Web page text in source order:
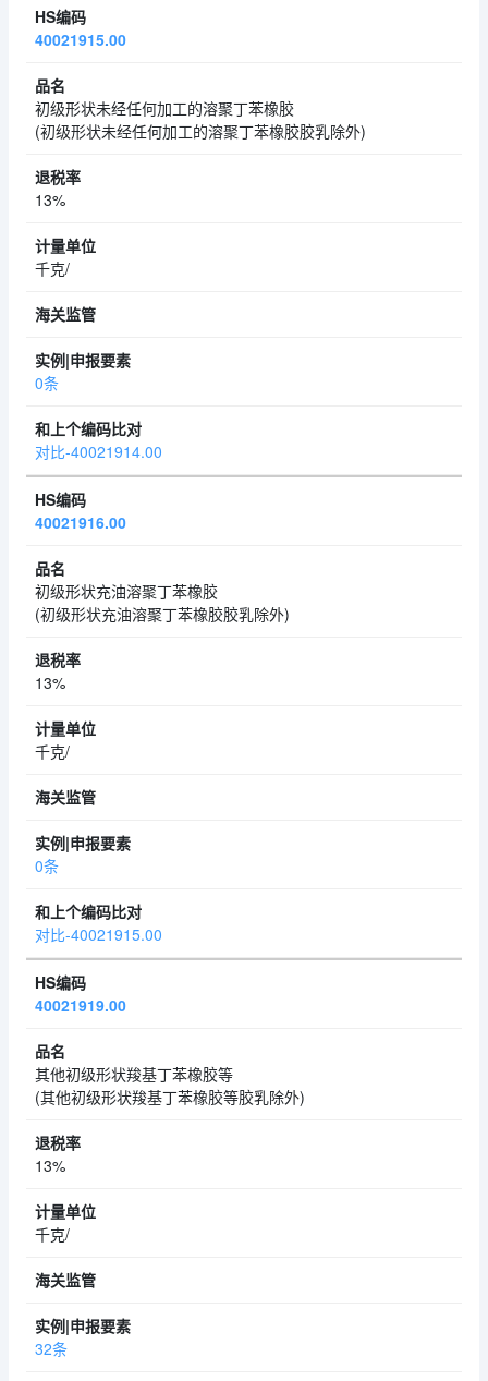
40021915.00
初级形状未经任何加工的溶聚丁苯橡胶
(初级形状未经任何加工的溶聚丁苯橡胶胶乳除外)
13%
千克/
0条
对比-40021914.00
40021916.00
初级形状充油溶聚丁苯橡胶
(初级形状充油溶聚丁苯橡胶胶乳除外)
13%
千克/
0条
对比-40021915.00
40021919.00
其他初级形状羧基丁苯橡胶等
(其他初级形状羧基丁苯橡胶等胶乳除外)
13%
千克/
32条